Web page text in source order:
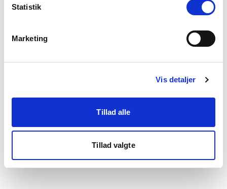
Statistik
Marketing
Vis detaljer
Tillad alle
Tillad valgte